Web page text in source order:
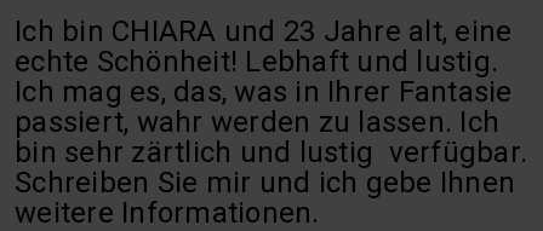
Ich bin CHIARA und 23 Jahre alt, eine
echte Schönheit! Lebhaft und lustig.
Ich mag es, das, was in Ihrer Fantasie
passiert, wahr werden zu lassen. Ich
bin sehr zärtlich und lustig verfügbar.
Schreiben Sie mir und ich gebe Ihnen
weitere Informationen.